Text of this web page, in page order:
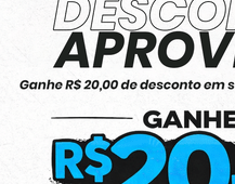
6x Sem Juros
no Cartão de